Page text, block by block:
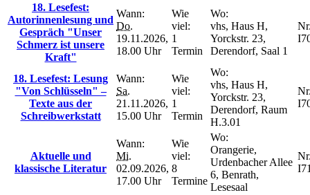
18. Lesefest:
Autorinnenlesung und
Gespräch "Unser
Schmerz ist unsere
Kraft"
Wann:
Do.
19.11.2026,
18.00 Uhr
Wie
viel:
1
Termin
Wo:
vhs, Haus H,
Yorckstr. 23,
Derendorf, Saal 1
18. Lesefest: Lesung
"Von Schlüsseln" –
Texte aus der
Schreibwerkstatt
Wann:
Sa.
21.11.2026,
15.00 Uhr
Wie
viel:
1
Termin
Wo:
vhs, Haus H,
Yorckstr. 23,
Derendorf, Raum
H.3.01
Aktuelle und
klassische Literatur
Wann:
Mi.
02.09.2026,
17.00 Uhr
Wie
viel:
8
Termine
Wo:
Orangerie,
Urdenbacher Allee
6, Benrath,
Lesesaal